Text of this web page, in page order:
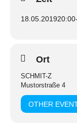
Die Veranstaltung
18.05.201920:00-
Ort
SCHMIT-Z
Mustorstraße 4
OTHER